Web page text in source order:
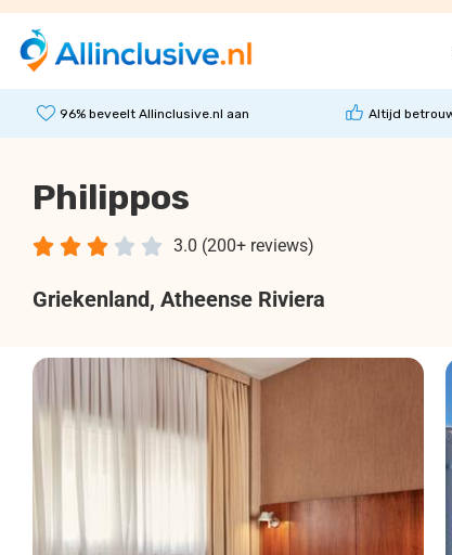
96% beveelt Allinclusive.nl aan Altijd
Philippos
3.0 (200+ reviews)
    
Griekenland, Atheense Riviera